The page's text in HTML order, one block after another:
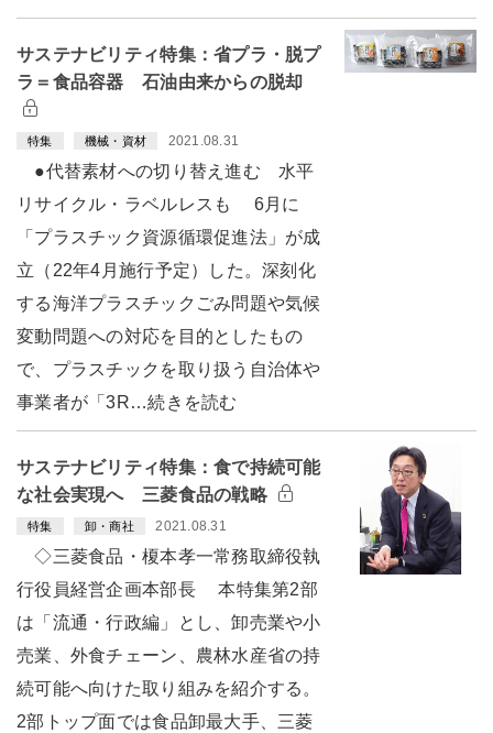
サステナビリティ特集：省プラ・脱プ
ラ＝食品容器 石油由来からの脱却
特集 機械・資材 2021.08.31
●代替素材への切り替え進む 水平
リサイクル・ラベルレスも 6月に
「プラスチック資源循環促進法」が成
立（22年4月施行予定）した。深刻化
する海洋プラスチックごみ問題や気候
変動問題への対応を目的としたもの
で、プラスチックを取り扱う自治体や
事業者が「3R…続きを読む
サステナビリティ特集：食で持続可能
な社会実現へ 三菱食品の戦略
特集 卸・商社 2021.08.31
◇三菱食品・榎本孝一常務取締役執
行役員経営企画本部長 本特集第2部
は「流通・行政編」とし、卸売業や小
売業、外食チェーン、農林水産省の持
続可能へ向けた取り組みを紹介する。
2部トップ面では食品卸最大手、三菱